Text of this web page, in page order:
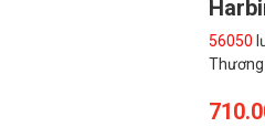
56050
Thương